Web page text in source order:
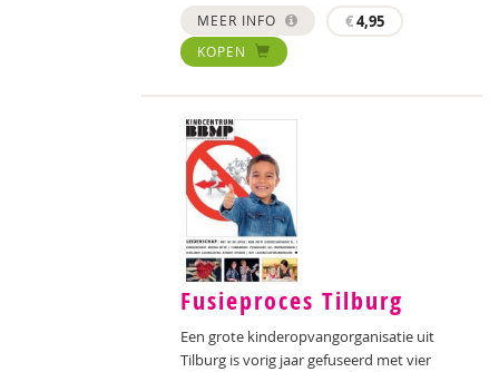
MEER INFO €4,95
KOPEN
Fusieproces Tilburg
Een grote kinderopvangorganisatie uit
Tilburg is vorig jaar gefuseerd met vier